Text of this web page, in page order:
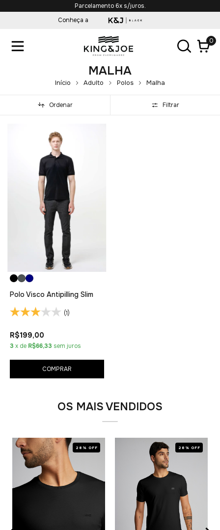
Parcelamento 6x s/juros.
Conheça a
0
MALHA
Início Adulto Polos Malha
Ordenar Filtrar
Polo Visco Antipilling Slim
(1)
R$199,00
3 x de R$66,33 sem juros
COMPRAR
OS MAIS VENDIDOS
28% OFF 28% OFF